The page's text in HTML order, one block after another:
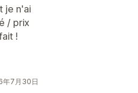
je n'ai
/ prix
!
年7月30日